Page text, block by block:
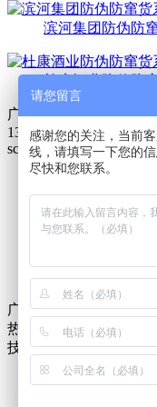
滨河集团防伪防
广州市黄埔区西成中街
13609056893
scxs@mtscitech.com
产品中心
行业方案
案例展示
联系我们
广州弥特智能科技有
热门搜索：产品追溯
技术支持：创力信息
返回顶部
请您留言
感谢您的关注，当前
线，请填写一下您的
尽快和您联系。